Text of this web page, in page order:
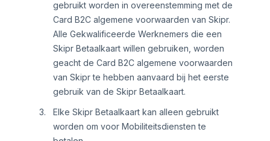
gebruikt worden in overeenstemming met de
Card B2C algemene voorwaarden van Skipr.
Alle Gekwalificeerde Werknemers die een
Skipr Betaalkaart willen gebruiken, worden
geacht de Card B2C algemene voorwaarden
van Skipr te hebben aanvaard bij het eerste
gebruik van de Skipr Betaalkaart.
Elke Skipr Betaalkaart kan alleen gebruikt
worden om voor Mobiliteitsdiensten te